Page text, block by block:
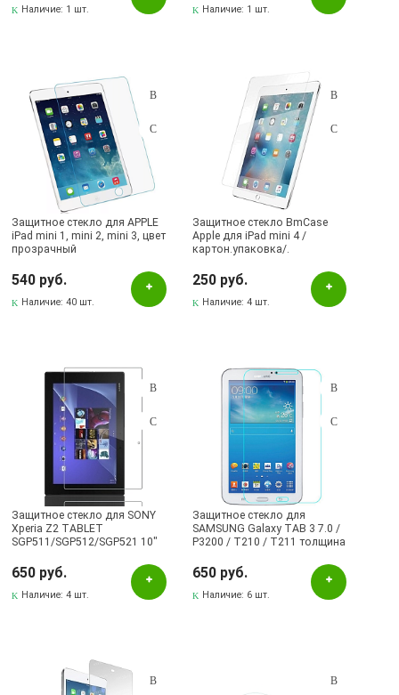
Наличие: 1 шт. Наличие: 1 шт.
Защитное стекло для APPLE
iPad mini 1, mini 2, mini 3, цвет
прозрачный
540 руб.
Наличие:40 шт.
Защитное стекло BmCase
Apple для iPad mini 4 /
картон.упаковка/.
250 руб.
Наличие:4 шт.
Защитное стекло для SONY
Xperia Z2 TABLET
SGP511/SGP512/SGP521 10"
650 руб.
Наличие:4 шт.
Защитное стекло для
SAMSUNG Galaxy TAB 3 7.0 /
P3200 / T210 / T211 толщина
650 руб.
Наличие: 6 шт.